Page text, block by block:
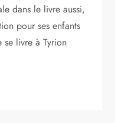
dans le livre aussi,
pour ses enfants
se livre à Tyrion